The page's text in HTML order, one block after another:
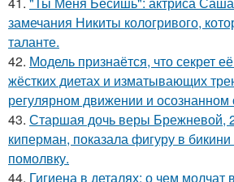
замечания Никиты кологривого,
таланте.
42. Модель признаётся, что секрет
жёстких диетах и изматывающих
регулярном движении и осознанном
43. Старшая дочь веры Брежневой,
киперман, показала фигуру в
помолвку.
44. Гигиена в деталях: о чем